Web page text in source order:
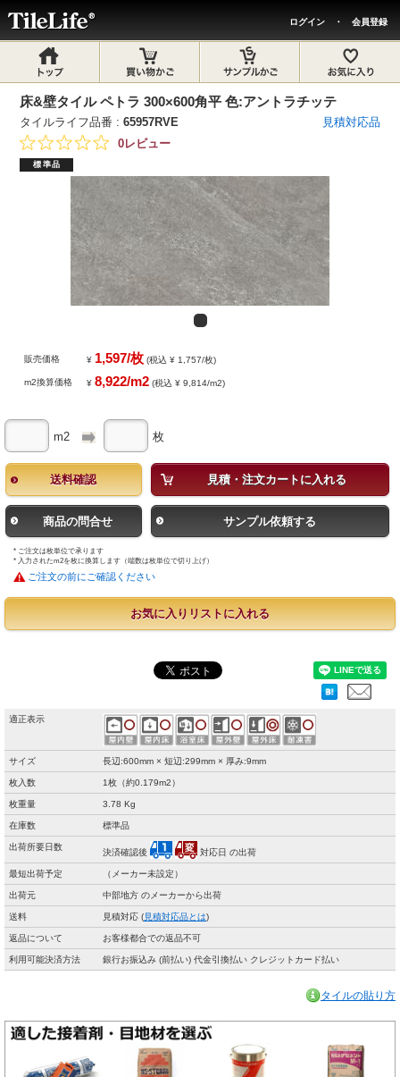
ログイン ・ 会員登録
床&壁タイル ペトラ 300×600角平 色:アントラチッテ
タイルライフ品番 :65957RVE
見積対応品
0レビュー
標準品
販売価格 ¥ 1,597/枚 (税込 ¥ 1,757/枚)
m2換算価格 ¥8,922/m2 (税込 ¥ 9,814/m2)
m2 枚
送料確認 見積・注文カートに入れる
商品の問合せ サンプル依頼する
* ご注文は枚単位で承ります
* 入力されたm2を枚に換算します（端数は枚単位で切り上げ）
ご注文の前にご確認ください
お気に入りリストに入れる
適正表示
サイズ 長辺:600mm × 短辺:299mm × 厚み:9mm
枚入数 1枚（約0.179m2）
枚重量 3.78 Kg
在庫数 標準品
出荷所要日数
決済確認後 対応日 の出荷
最短出荷予定 （メーカー未設定）
出荷元 中部地方 のメーカーから出荷
送料 見積対応 (見積対応品とは)
返品について お客様都合での返品不可
利用可能決済方法 銀行お振込み (前払い) 代金引換払い クレジットカード払い
タイルの貼り方